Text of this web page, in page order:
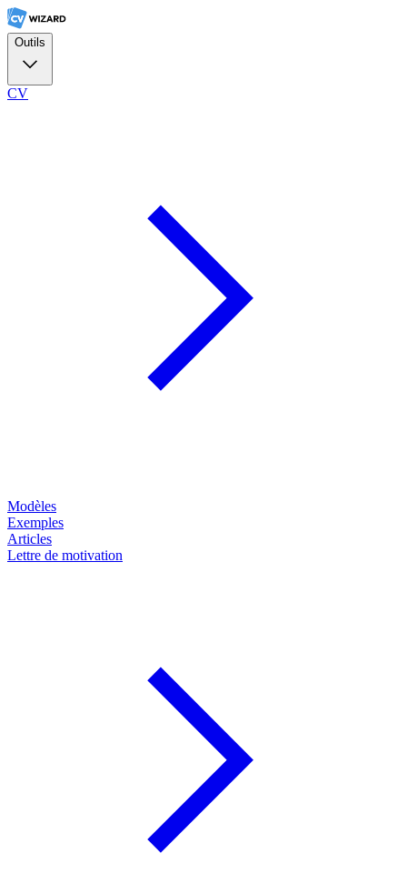
Outils
CV
Modèles
Exemples
Articles
Lettre de motivation